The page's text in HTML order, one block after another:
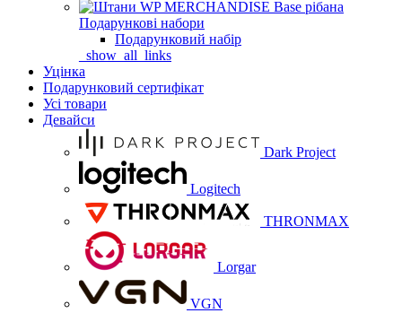
Подарункові набори
Подарунковий набір
_show_all_links
Уцінка
Подарунковий сертифікат
Усі товари
Девайси
Dark Project
Logitech
THRONMAX
Lorgar
VGN